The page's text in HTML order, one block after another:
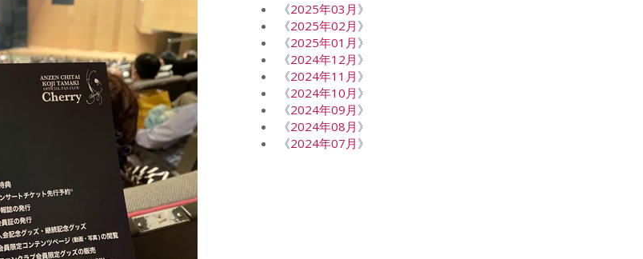
《2025年03月 》
《2025年02月 》
《2025年01月 》
《2024年12月 》
《2024年11月 》
《2024年10月 》
《2024年09月 》
《2024年08月 》
《2024年07月 》